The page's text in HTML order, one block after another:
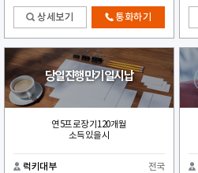
상세보기 통화하기
당일진행만기일시납
연5프로장기120개월
소득있을시
럭키대부 전국